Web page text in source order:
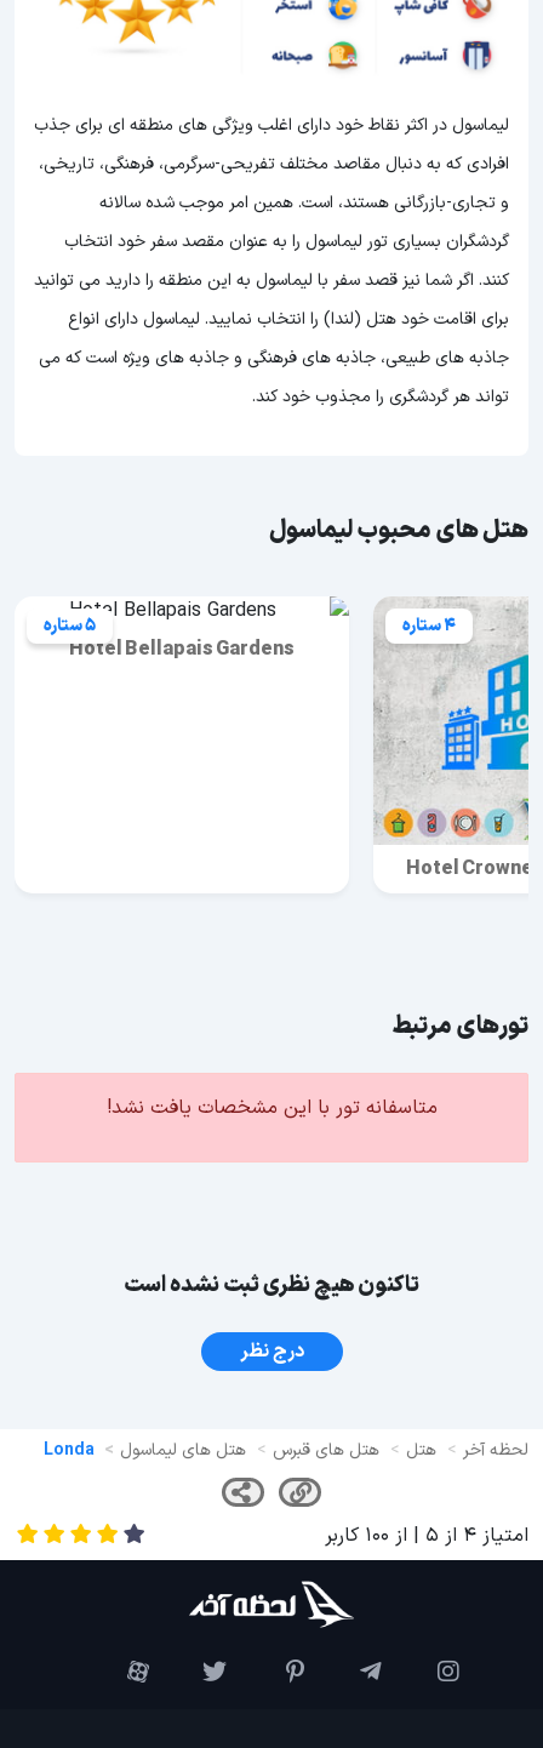
لیماسول در اکثر نقاط خود دارای اغلب ویژگی های منطقه ای برای جذب
افرادی که به دنبال مقاصد مختلف تفریحی-سرگرمی، فرهنگی، تاریخی،
و تجاری-بازرگانی هستند، است. همین امر موجب شده سالانه
گردشگران بسیاری تور لیماسول را به عنوان مقصد سفر خود انتخاب
کنند. اگر شما نیز قصد سفر با لیماسول به این منطقه را دارید می توانید
برای اقامت خود هتل (لندا) را انتخاب نمایید. لیماسول دارای انواع
جاذبه های طبیعی، جاذبه های فرهنگی و جاذبه های ویژه است که می
تواند هر گردشگری را مجذوب خود کند.
هتل های محبوب لیماسول
4 ستاره
Hotel Crowne
5 ستاره
Hotel Bellapais Gardens
تورهای مرتبط
متاسفانه تور با این مشخصات یافت نشد!
تاکنون هیچ نظری ثبت نشده است
درج نظر
لحظه آخر هتل هتل های قبرس هتل های لیماسول Londa
امتیاز 4 از 5 | از 100 کاربر